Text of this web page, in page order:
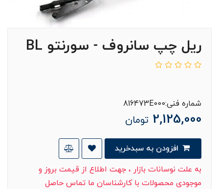
ریل چپ سانروف - سورنتو BL
شماره فنی:816473E000
2,125,000 تومان
به علت نوسانات بازار ، جهت اطلاع از قیمت بروز و
موجودی محصولات با کارشناسان ما تماس حاصل